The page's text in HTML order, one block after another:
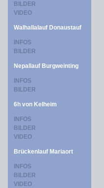
BILDER
VIDEO
Walhallalauf Donaustauf
INFOS
BILDER
Nepallauf Burgweinting
INFOS
BILDER
6h von Kelheim
INFOS
BILDER
VIDEO
Brückenlauf Mariaort
INFOS
BILDER
VIDEO